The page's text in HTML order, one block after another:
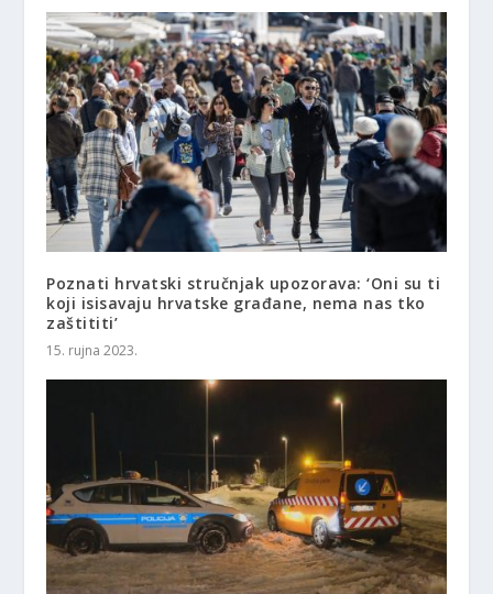
Poznati hrvatski stručnjak upozorava: ‘Oni su ti
koji isisavaju hrvatske građane, nema nas tko
zaštititi’
15. rujna 2023.